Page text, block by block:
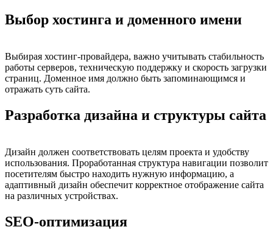
Выбор хостинга и доменного имени
Выбирая хостинг-провайдера, важно учитывать стабильность
работы серверов, техническую поддержку и скорость загрузки
страниц. Доменное имя должно быть запоминающимся и
отражать суть сайта.
Разработка дизайна и структуры сайта
Дизайн должен соответствовать целям проекта и удобству
использования. Проработанная структура навигации позволит
посетителям быстро находить нужную информацию, а
адаптивный дизайн обеспечит корректное отображение сайта
на различных устройствах.
SEO-оптимизация